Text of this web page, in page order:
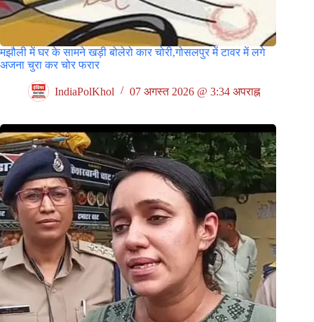
मझौली में घर के सामने खड़ी बोलेरो कार चोरी,गोसलपुर में टावर में लगे
अजना चुरा कर चोर फरार
IndiaPolKhol 07 अगस्त 2026 @ 3:34 अपराह्न